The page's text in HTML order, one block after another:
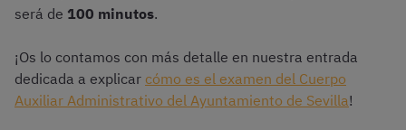
será de 100 minutos.
¡Os lo contamos con más detalle en nuestra entrada
dedicada a explicar cómo es el examen del Cuerpo
Auxiliar Administrativo del Ayuntamiento de Sevilla!